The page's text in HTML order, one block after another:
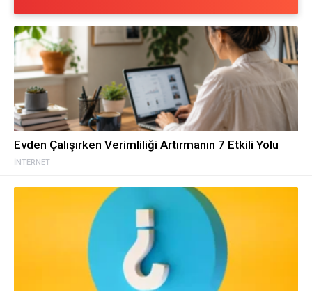
İNTERNET
Evden Çalışırken Verimliliği Artırmanın 7 Etkili Yolu